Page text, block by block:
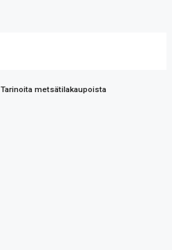
Tarinoita metsätilakaupoista